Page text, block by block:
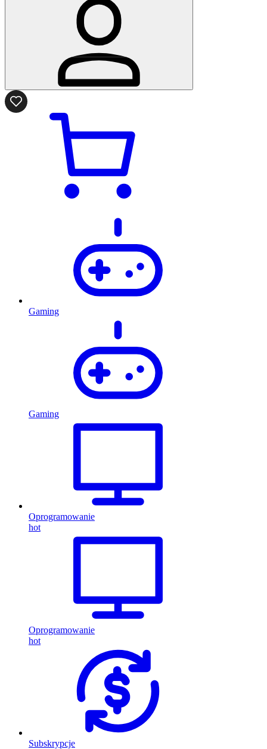
Gaming
Gaming
Oprogramowanie
hot
Oprogramowanie
hot
Subskrypcje